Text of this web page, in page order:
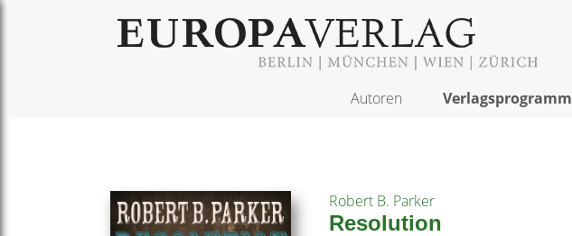
Autoren Verlagsprogramm
Robert B. Parker
Resolution